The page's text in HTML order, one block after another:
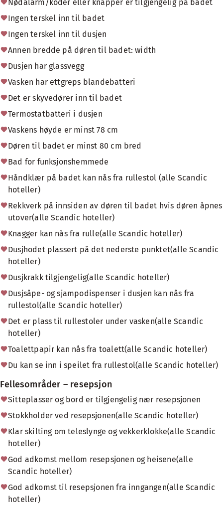
Nødalarm/koder eller knapper er tilgjengelig på badet
Ingen terskel inn til badet
Ingen terskel inn til dusjen
Annen bredde på døren til badet: width
Dusjen har glassvegg
Vasken har ettgreps blandebatteri
Det er skyvedører inn til badet
Termostatbatteri i dusjen
Vaskens høyde er minst 78 cm
Døren til badet er minst 80 cm bred
Bad for funksjonshemmede
Håndklær på badet kan nås fra rullestol (alle Scandic
hoteller)
Rekkverk på innsiden av døren til badet hvis døren åpnes
utover(alle Scandic hoteller)
Knagger kan nås fra rulle(alle Scandic hoteller)
Dusjhodet plassert på det nederste punktet(alle Scandic
hoteller)
Dusjkrakk tilgjengelig(alle Scandic hoteller)
Dusjsåpe- og sjampodispenser i dusjen kan nås fra
rullestol(alle Scandic hoteller)
Det er plass til rullestoler under vasken(alle Scandic
hoteller)
Toalettpapir kan nås fra toalett(alle Scandic hoteller)
Du kan se inn i speilet fra rullestol(alle Scandic hoteller)
Fellesområder – resepsjon
Sitteplasser og bord er tilgjengelig nær resepsjonen
Stokkholder ved resepsjonen(alle Scandic hoteller)
Klar skilting om teleslynge og vekkerklokke(alle Scandic
hoteller)
God adkomst mellom resepsjonen og heisene(alle
Scandic hoteller)
God adkomst til resepsjonen fra inngangen(alle Scandic
hoteller)